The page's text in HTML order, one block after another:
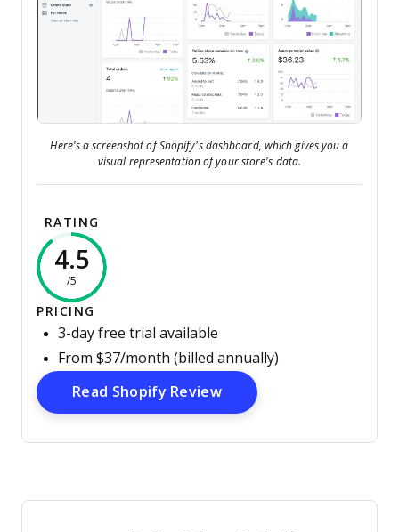
Here's a screenshot of Shopify’s dashboard, which gives you a
visual representation of your store’s data.
RATING
4.5
/5
PRICING
3-day free trial available
From $37/month (billed annually)
Read Shopify ReviewOpens New Window